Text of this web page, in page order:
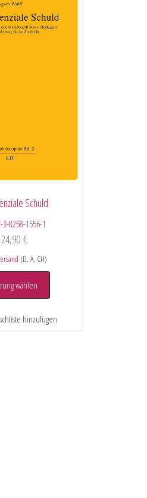
Schuld
3-8258-1556-1
24,90 €
(D, A, CH)
wählen